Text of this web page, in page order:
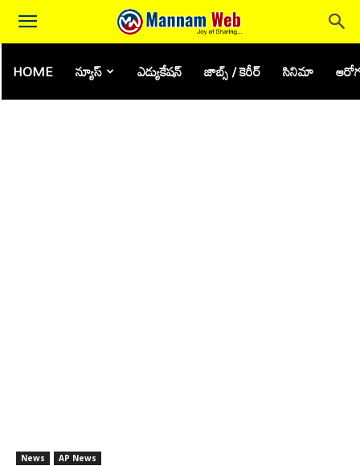
HOME న్యూస్ ఎడ్యుకేషన్ జాబ్స్ / కెరీర్ సినిమా
News AP News